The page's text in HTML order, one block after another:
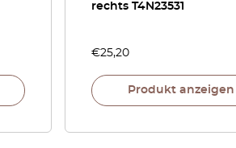
rechts T4N23531
€25,20
Produkt anzeigen